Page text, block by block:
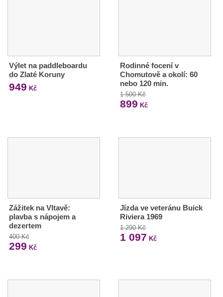
Výlet na paddleboardu
do Zlaté Koruny
949 Kč
Rodinné focení v
Chomutově a okolí: 60
nebo 120 min.
1 500 Kč
899 Kč
Zážitek na Vltavě:
plavba s nápojem a
dezertem
400 Kč
299 Kč
Jízda ve veteránu Buick
Riviera 1969
1 290 Kč
1 097 Kč